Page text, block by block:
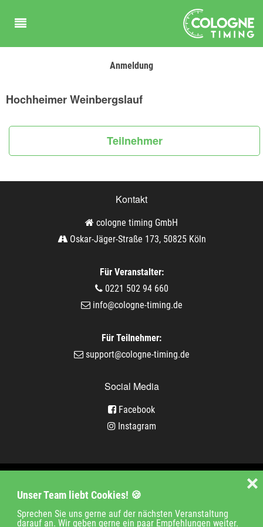
Unser Team liebt Cookies! 🍪
Sprechen Sie uns gerne auf der nächsten Veranstaltung
darauf an. Wir geben gerne ein paar Empfehlungen weiter.
❌
Anmeldung
Hochheimer Weinbergslauf
Teilnehmer
Kontakt
cologne timing GmbH
Oskar-Jäger-Straße 173, 50825 Köln
Für Veranstalter:
0221 502 94 660
info@cologne-timing.de
Für Teilnehmer:
support@cologne-timing.de
Social Media
Facebook
Instagram
Unternehmen
Jobs Kontakt